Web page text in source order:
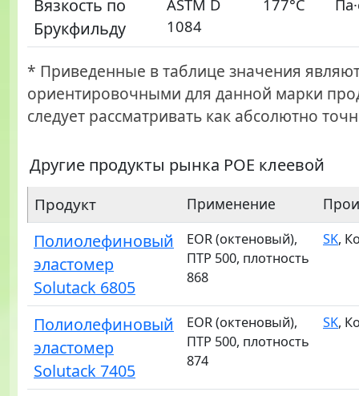
Вязкость по
Брукфильду
ASTM D
1084
177°С
* Приведенные в таблице значения
ориентировочными для данной марки
следует рассматривать как абсолютно
Другие продукты рынка POE клеевой
Продукт Применение
Полиолефиновый
эластомер
Solutack 6805
EOR (октеновый),
ПТР 500, плотность
868
SK,
Полиолефиновый
эластомер
Solutack 7405
EOR (октеновый),
ПТР 500, плотность
874
SK,